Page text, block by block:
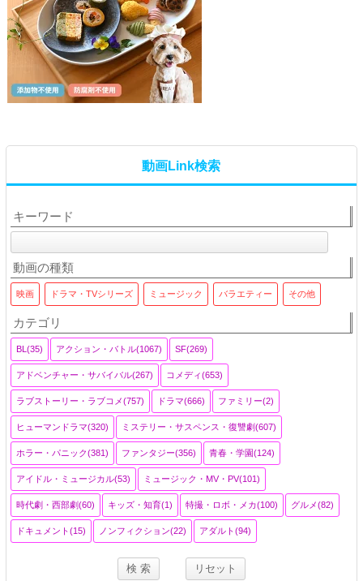
動画Link検索
キーワード
動画の種類
映画 ドラマ・TVシリーズ ミュージック バラエティー その他
カテゴリ
BL(35) アクション・バトル(1067) SF(269)
アドベンチャー・サバイバル(267) コメディ(653)
ラブストーリー・ラブコメ(757) ドラマ(666) ファミリー(2)
ヒューマンドラマ(320) ミステリー・サスペンス・復讐劇(607)
ホラー・パニック(381) ファンタジー(356) 青春・学園(124)
アイドル・ミュージカル(53) ミュージック・MV・PV(101)
時代劇・西部劇(60) キッズ・知育(1) 特撮・ロボ・メカ(100) グルメ(82)
ドキュメント(15) ノンフィクション(22) アダルト(94)